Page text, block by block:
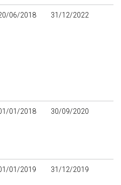
06/2018 31/12/2022
01/2018 30/09/2020
01/2019 31/12/2019